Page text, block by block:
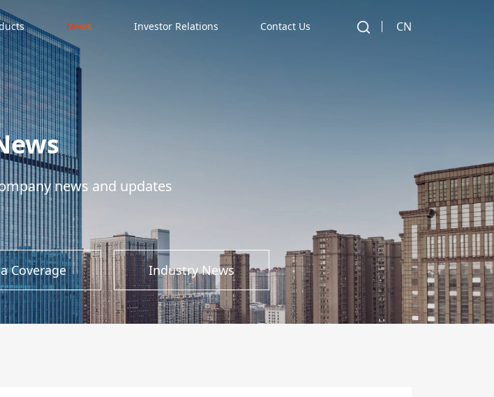
News Investor Relations Contact Us CN
news and updates
Coverage Industry News
昆明隆重举行。华民股份控股子公司鸿新新能源凭借先进的技术实力、
卓越的产品品质和广阔的发展前景，荣登“2024云南制造业企业100强”榜
单。View Details
2024-10-16
年度光伏材料十大品牌！华民股份控股子公司再获殊荣
10月14-16日，“国能网·2024第九届产业年会”及“2024·好光伏品牌盛
典”在北京隆重举行。华民股份控股子公司鸿晖新能源凭借先进技术实
力、专业制造水平等综合优势，从数百家参选企业中脱颖而出，荣获“年
度光伏材料十大品牌”奖项。
View Details